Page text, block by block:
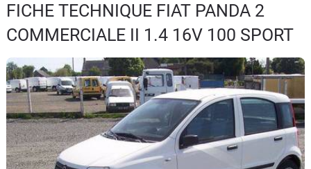
Essais
Guide
d'achat
Electriques
Utilitaires
FICHE TECHNIQUE FIAT PANDA 2
COMMERCIALE II 1.4 16V 100 SPORT